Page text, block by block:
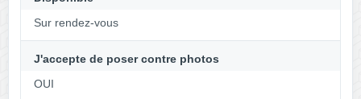
Sur rendez-vous
J'accepte de poser contre photos
OUI